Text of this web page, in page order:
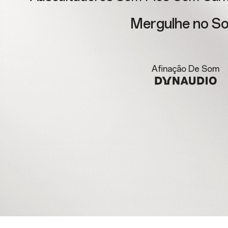
Mergulhe no
Afinação De Som